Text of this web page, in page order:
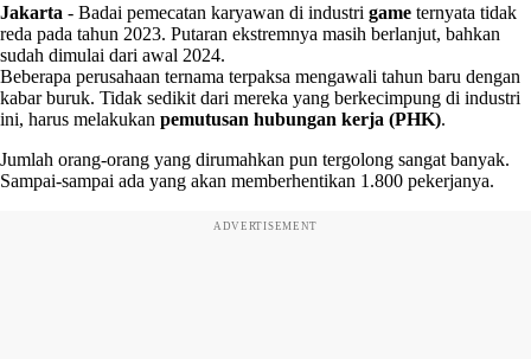
Jakarta - Badai pemecatan karyawan di industri game ternyata tidak
reda pada tahun 2023. Putaran ekstremnya masih berlanjut, bahkan
sudah dimulai dari awal 2024.
Beberapa perusahaan ternama terpaksa mengawali tahun baru dengan
kabar buruk. Tidak sedikit dari mereka yang berkecimpung di industri
ini, harus melakukan pemutusan hubungan kerja (PHK).
Jumlah orang-orang yang dirumahkan pun tergolong sangat banyak.
Sampai-sampai ada yang akan memberhentikan 1.800 pekerjanya.
ADVERTISEMENT